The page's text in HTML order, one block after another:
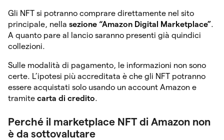
Gli NFT si potranno comprare direttamente nel sito
principale, nella sezione “Amazon Digital Marketplace”.
A quanto pare al lancio saranno presenti già quindici
collezioni.
Sulle modalità di pagamento, le informazioni non sono
certe. L’ipotesi più accreditata è che gli NFT potranno
essere acquistati solo usando un account Amazon e
tramite carta di credito.
Perché il marketplace NFT di Amazon non
è da sottovalutare